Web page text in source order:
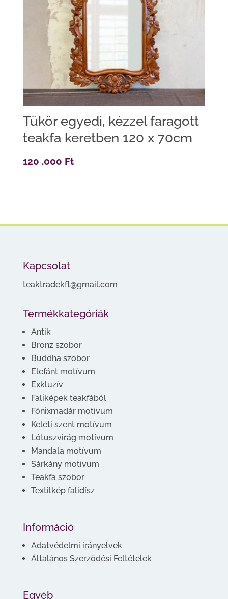
Tükör egyedi, kézzel faragott
teakfa keretben 120 x 70cm
120 .000 Ft
Kapcsolat
teaktradekft@gmail.com
Termékkategóriák
Antik
Bronz szobor
Buddha szobor
Elefánt motívum
Exkluzív
Faliképek teakfából
Főnixmadár motívum
Keleti szent motívum
Lótuszvirág motívum
Mandala motívum
Sárkány motívum
Teakfa szobor
Textilkép falidísz
Információ
Adatvédelmi irányelvek
Általános Szerződési Feltételek
Egyéb